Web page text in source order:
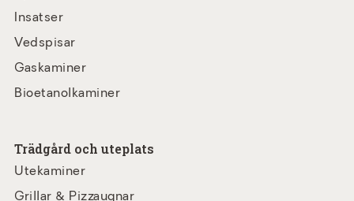
Insatser
Vedspisar
Gaskaminer
Bioetanolkaminer
Trädgård och uteplats
Utekaminer
Grillar & Pizzaugnar